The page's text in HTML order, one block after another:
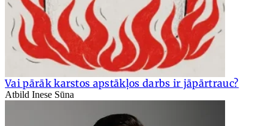
Vai pārāk karstos apstākļos darbs ir jāpārtrauc?
Atbild Inese Sūna